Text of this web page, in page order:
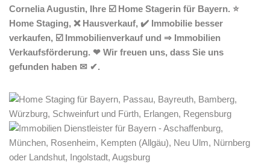
Cornelia Augustin, Ihre ☑️ Home Stagerin für Bayern. ⭐
Home Staging, ❌ Hausverkauf, ✔️ Immobilie besser
verkaufen, ☑️ Immobilienverkauf und ⇒ Immobilien
Verkaufsförderung. ❤ Wir freuen uns, dass Sie uns
gefunden haben ✉ ✔.